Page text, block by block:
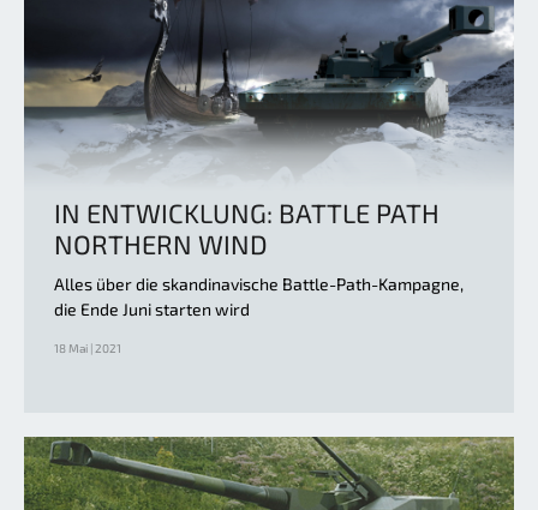
IN ENTWICKLUNG: BATTLE PATH
NORTHERN WIND
Alles über die skandinavische Battle-Path-Kampagne,
die Ende Juni starten wird
18 Mai | 2021